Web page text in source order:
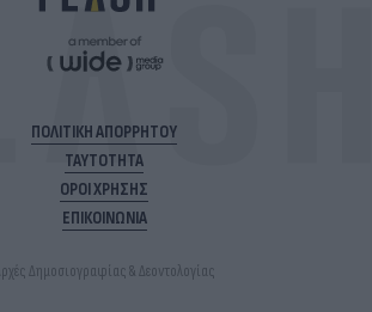
ΠΟΛΙΤΙΚΗ ΑΠΟΡΡΗΤΟΥ
ΤΑΥΤΟΤΗΤΑ
ΟΡΟΙ ΧΡΗΣΗΣ
ΕΠΙΚΟΙΝΩΝΙΑ
Δημοσιογραφίας & Δεοντολογίας